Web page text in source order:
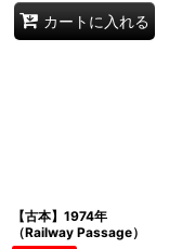
カートに入れる
【古本】1974年
（Railway Passage）